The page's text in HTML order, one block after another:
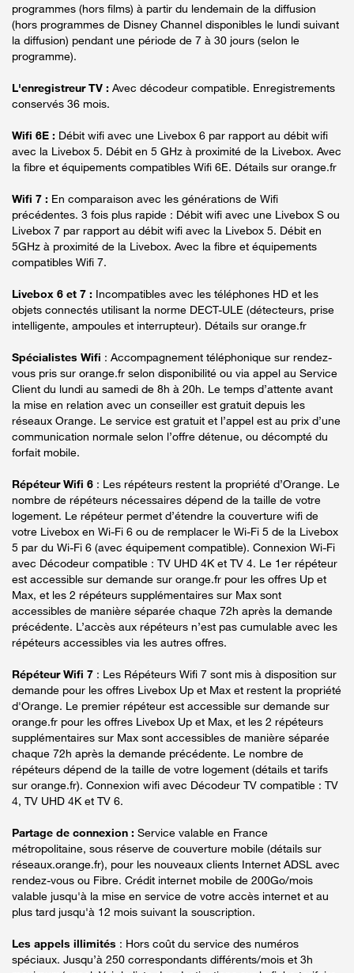
programmes (hors films) à partir du lendemain de la diffusion
(hors programmes de Disney Channel disponibles le lundi suivant
la diffusion) pendant une période de 7 à 30 jours (selon le
programme).
L'enregistreur TV : Avec décodeur compatible. Enregistrements
conservés 36 mois.
Wifi 6E : Débit wifi avec une Livebox 6 par rapport au débit wifi
avec la Livebox 5. Débit en 5 GHz à proximité de la Livebox. Avec
la fibre et équipements compatibles Wifi 6E. Détails sur orange.fr
Wifi 7 : En comparaison avec les générations de Wifi
précédentes. 3 fois plus rapide : Débit wifi avec une Livebox S ou
Livebox 7 par rapport au débit wifi avec la Livebox 5. Débit en
5GHz à proximité de la Livebox. Avec la fibre et équipements
compatibles Wifi 7.
Livebox 6 et 7 : Incompatibles avec les téléphones HD et les
objets connectés utilisant la norme DECT-ULE (détecteurs, prise
intelligente, ampoules et interrupteur). Détails sur orange.fr
Spécialistes Wifi : Accompagnement téléphonique sur rendez-
vous pris sur orange.fr selon disponibilité ou via appel au Service
Client du lundi au samedi de 8h à 20h. Le temps d’attente avant
la mise en relation avec un conseiller est gratuit depuis les
réseaux Orange. Le service est gratuit et l’appel est au prix d’une
communication normale selon l’offre détenue, ou décompté du
forfait mobile.
Répéteur Wifi 6 : Les répéteurs restent la propriété d’Orange. Le
nombre de répéteurs nécessaires dépend de la taille de votre
logement. Le répéteur permet d’étendre la couverture wifi de
votre Livebox en Wi-Fi 6 ou de remplacer le Wi-Fi 5 de la Livebox
5 par du Wi-Fi 6 (avec équipement compatible). Connexion Wi-Fi
avec Décodeur compatible : TV UHD 4K et TV 4. Le 1er répéteur
est accessible sur demande sur orange.fr pour les offres Up et
Max, et les 2 répéteurs supplémentaires sur Max sont
accessibles de manière séparée chaque 72h après la demande
précédente. L’accès aux répéteurs n’est pas cumulable avec les
répéteurs accessibles via les autres offres.
Répéteur Wifi 7 : Les Répéteurs Wifi 7 sont mis à disposition sur
demande pour les offres Livebox Up et Max et restent la propriété
d'Orange. Le premier répéteur est accessible sur demande sur
orange.fr pour les offres Livebox Up et Max, et les 2 répéteurs
supplémentaires sur Max sont accessibles de manière séparée
chaque 72h après la demande précédente. Le nombre de
répéteurs dépend de la taille de votre logement (détails et tarifs
sur orange.fr). Connexion wifi avec Décodeur TV compatible : TV
4, TV UHD 4K et TV 6.
Partage de connexion : Service valable en France
métropolitaine, sous réserve de couverture mobile (détails sur
réseaux.orange.fr), pour les nouveaux clients Internet ADSL avec
rendez-vous ou Fibre. Crédit internet mobile de 200Go/mois
valable jusqu'à la mise en service de votre accès internet et au
plus tard jusqu'à 12 mois suivant la souscription.
Les appels illimités : Hors coût du service des numéros
spéciaux. Jusqu’à 250 correspondants différents/mois et 3h